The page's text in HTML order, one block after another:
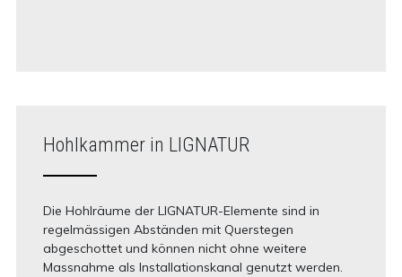
Hohlkammer in LIGNATUR
Die Hohlräume der LIGNATUR-Elemente sind in
regelmässigen Abständen mit Querstegen
abgeschottet und können nicht ohne weitere
Massnahme als Installationskanal genutzt werden.